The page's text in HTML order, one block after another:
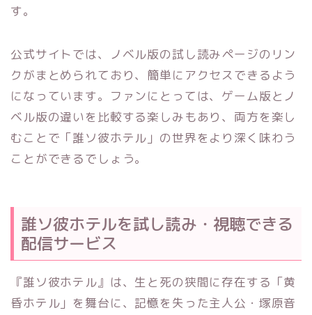
す。
公式サイトでは、ノベル版の試し読みページのリン
クがまとめられており、簡単にアクセスできるよう
になっています。ファンにとっては、ゲーム版とノ
ベル版の違いを比較する楽しみもあり、両方を楽し
むことで「誰ソ彼ホテル」の世界をより深く味わう
ことができるでしょう。
誰ソ彼ホテルを試し読み・視聴できる
配信サービス
『誰ソ彼ホテル』は、生と死の狭間に存在する「黄
昏ホテル」を舞台に、記憶を失った主人公・塚原音